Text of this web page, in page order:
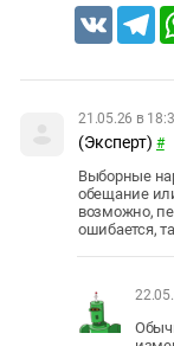
VK
21.05.26 в
(Эксперт) #
Выборные
обещание
возможно,
ошибается,